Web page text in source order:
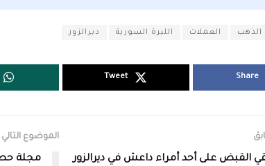
الذهب العملات الليرة السورية ديرالزور
Share
Tweet
القبض على أحد أمراء داعش في ديرالزور
الموضوع التالي
مجلة